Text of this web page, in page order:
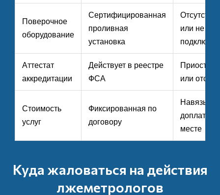
Поверочное
оборудование
Сертифицированная
проливная
установка
или не
Аттестат
аккредитации
Действует в реестре
ФСА
или
Стоимость
услуг
Фиксированная по
договору
доплат на
месте
Куда жаловаться на действия
лжеметрологов